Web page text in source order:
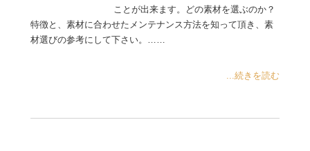
ことが出来ます。どの素材を選ぶのか？
特徴と、素材に合わせたメンテナンス方法を知って頂き、素
材選びの参考にして下さい。……
...続きを読む